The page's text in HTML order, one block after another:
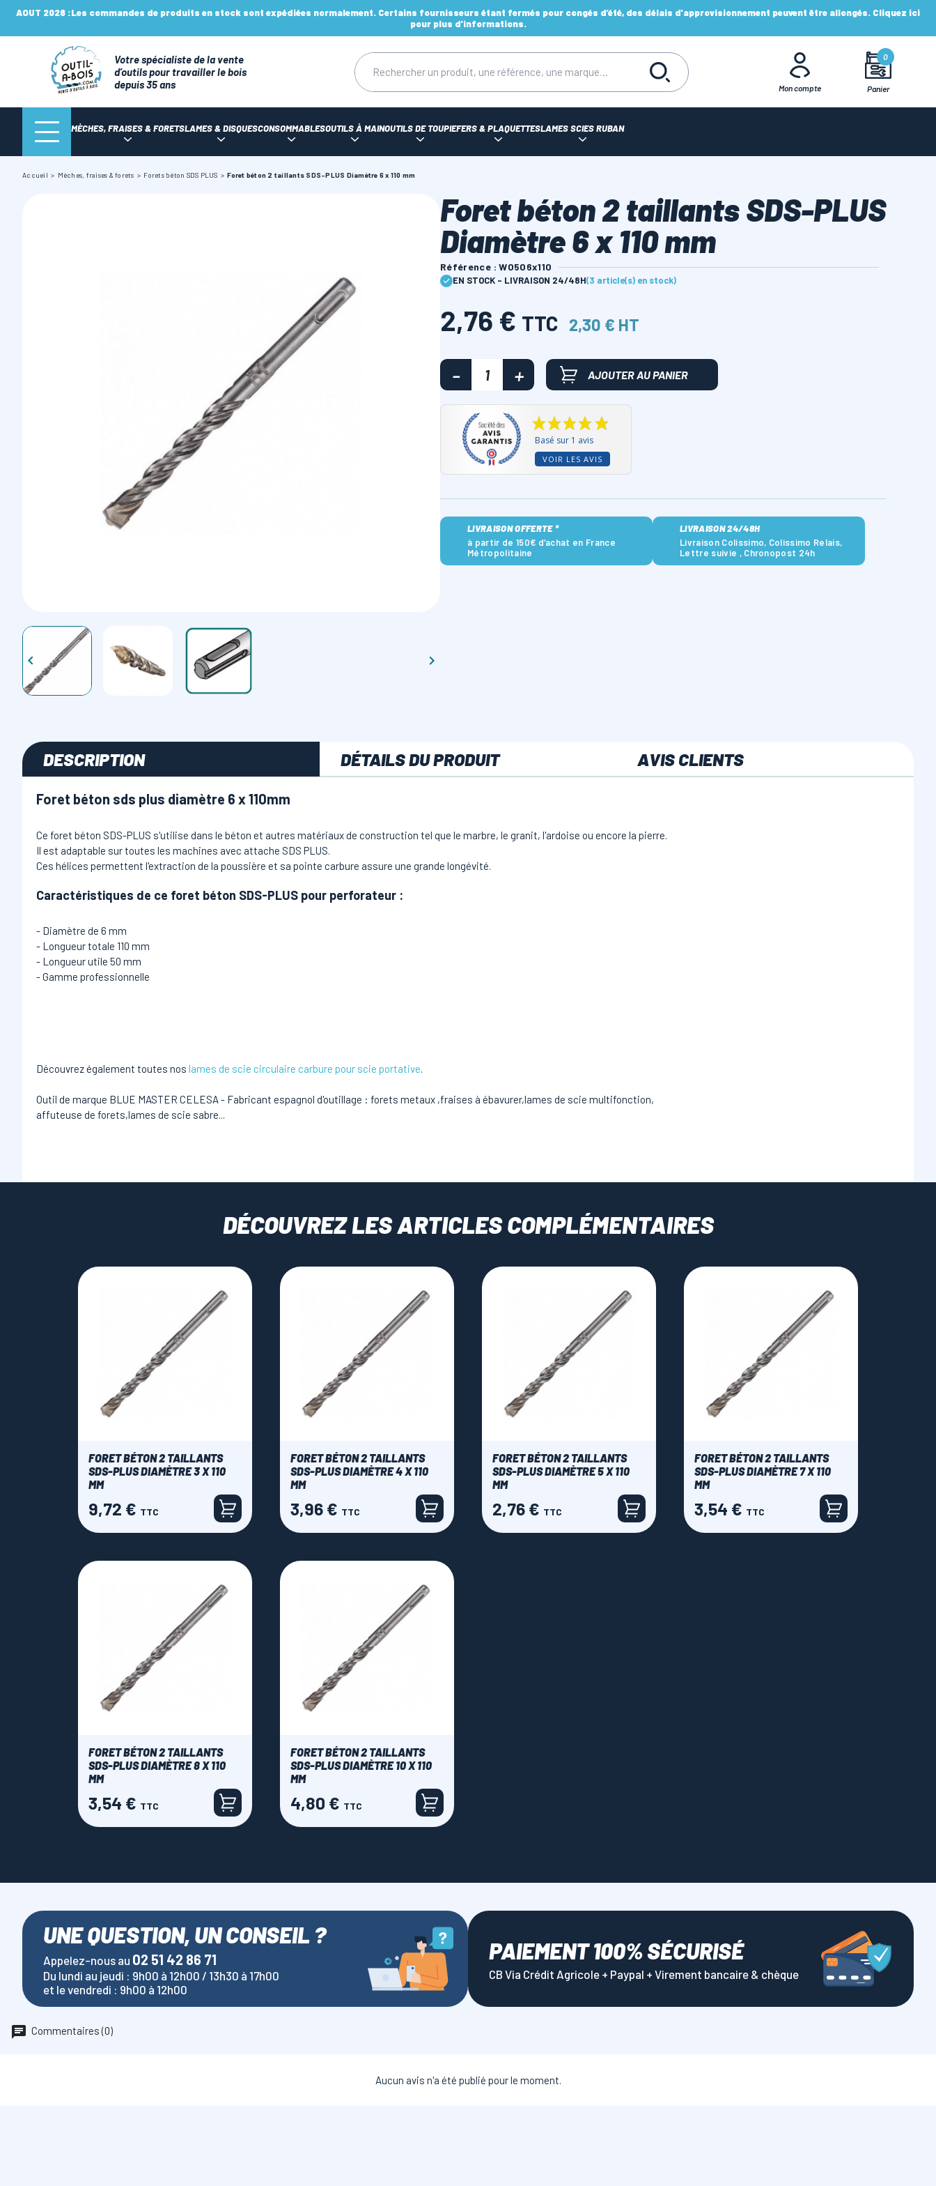
AOUT 2026 :Les commandes de produits en stock sont expédiées normalement. Certains fournisseurs étant fermés pour congés d'été, des délais d'approvisionnement peuvent être allongés. Cliquez ici
pour plus d'informations.
Votre spécialiste de la vente
d’outils pour travailler le bois
depuis 35 ans
Mon compte Panier
0
MÈCHES, FRAISES & FORETSLAMES & DISQUESCONSOMMABLESOUTILS À MAINOUTILS DE TOUPIEFERS & PLAQUETTESLAMES SCIES RUBAN
Accueil Mèches, fraises & forets Forets béton SDS PLUS Foret béton 2 taillants SDS-PLUS Diamètre 6 x 110 mm
 
Foret béton 2 taillants SDS-PLUS
Diamètre 6 x 110 mm
Référence : W0506x110
EN STOCK - LIVRAISON 24/48H(3 article(s) en stock)
2,76 € TTC 2,30 € HT
AJOUTER AU PANIER
Basé sur 1 avis
VOIR LES AVIS
LIVRAISON OFFERTE *
à partir de 150€ d’achat en France
Métropolitaine
LIVRAISON 24/48H
Livraison Colissimo, Colissimo Relais,
Lettre suivie , Chronopost 24h
DESCRIPTION DÉTAILS DU PRODUIT AVIS CLIENTS
Foret béton sds plus diamètre 6 x 110mm
Ce foret béton SDS-PLUS s'utilise dans le béton et autres matériaux de construction tel que le marbre, le granit, l'ardoise ou encore la pierre.
Il est adaptable sur toutes les machines avec attache SDS PLUS.
Ces hélices permettent l'extraction de la poussière et sa pointe carbure assure une grande longévité.
Caractéristiques de ce foret béton SDS-PLUS pour perforateur :
- Diamètre de 6 mm
- Longueur totale 110 mm
- Longueur utile 50 mm
- Gamme professionnelle
Découvrez également toutes nos lames de scie circulaire carbure pour scie portative.
Outil de marque BLUE MASTER CELESA - Fabricant espagnol d'outillage : forets metaux ,fraises à ébavurer,lames de scie multifonction,
affuteuse de forets,lames de scie sabre...
DÉCOUVREZ LES ARTICLES COMPLÉMENTAIRES
FORET BÉTON 2 TAILLANTS
SDS-PLUS DIAMÈTRE 3 X 110
MM
Prix
9,72 € TTC
FORET BÉTON 2 TAILLANTS
SDS-PLUS DIAMÈTRE 4 X 110
MM
Prix
3,96 € TTC
FORET BÉTON 2 TAILLANTS
SDS-PLUS DIAMÈTRE 5 X 110
MM
Prix
2,76 € TTC
FORET BÉTON 2 TAILLANTS
SDS-PLUS DIAMÈTRE 7 X 110
MM
Prix
3,54 € TTC
FORET BÉTON 2 TAILLANTS
SDS-PLUS DIAMÈTRE 8 X 110
MM
Prix
3,54 € TTC
FORET BÉTON 2 TAILLANTS
SDS-PLUS DIAMÈTRE 10 X 110
MM
Prix
4,80 € TTC
UNE QUESTION, UN CONSEIL ?
Appelez-nous au 02 51 42 86 71
Du lundi au jeudi : 9h00 à 12h00 / 13h30 à 17h00
et le vendredi : 9h00 à 12h00
PAIEMENT 100% SÉCURISÉ
CB Via Crédit Agricole + Paypal + Virement bancaire & chèque
Commentaires (0)
Aucun avis n'a été publié pour le moment.